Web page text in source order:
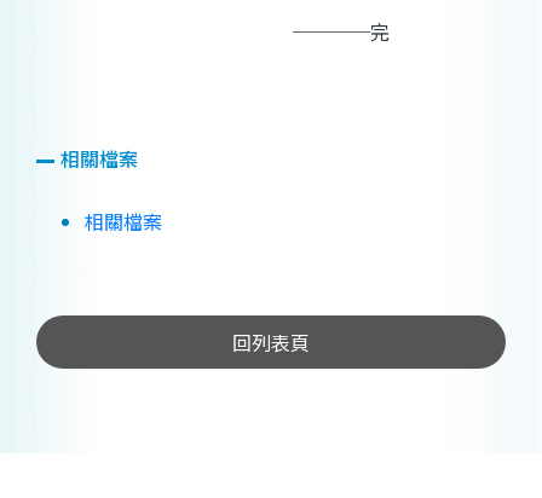
────完
相關檔案
相關檔案
回列表頁